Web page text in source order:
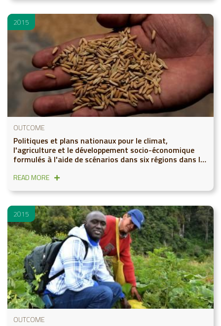
2015
OUTCOME
Politiques et plans nationaux pour le climat,
l'agriculture et le développement socio-économique
formulés à l'aide de scénarios dans six régions dans le
READ MORE
2015
OUTCOME